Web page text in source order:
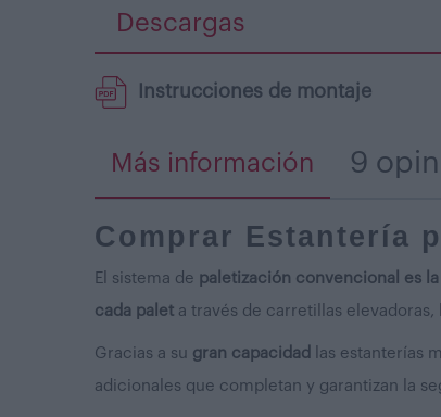
Descargas
Instrucciones de montaje
Más información 9
Comprar Estantería
El sistema de paletización convencional es
cada palet a través de carretillas
Gracias a su gran capacidad las estanterías
adicionales que completan y garantizan la